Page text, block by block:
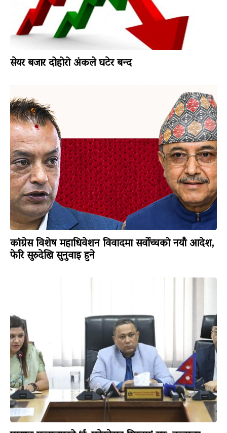
सेयर बजार दोहोरो अंकले घटेर बन्द
कांग्रेस विशेष महाधिवेशन विवादमा सर्वोच्चको नयाँ आदेश,
फेरि सुरुदेखि सुनुवाइ हुने